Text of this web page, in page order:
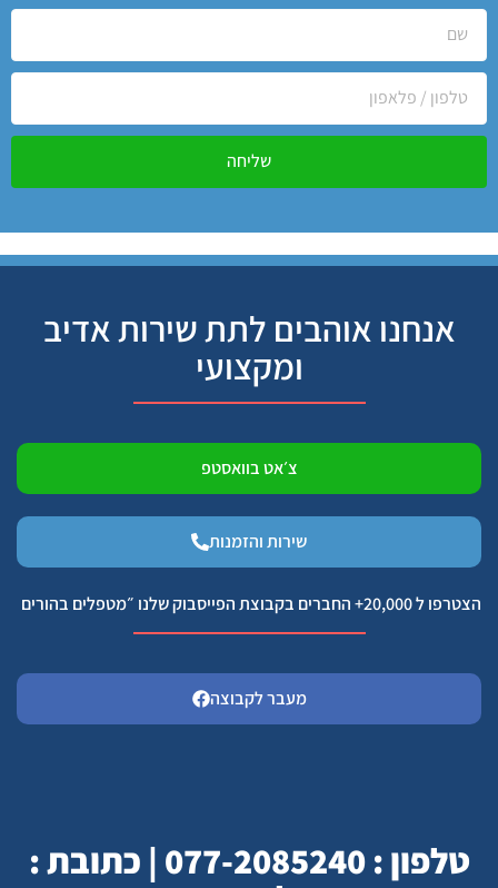
שליחה
אנחנו אוהבים לתת שירות אדיב
ומקצועי
צ׳אט בוואסטפ
שירות והזמנות
הצטרפו ל 20,000+ החברים בקבוצת הפייסבוק שלנו ״מטפלים בהורים
מעבר לקבוצה
טלפון : 077-2085240 | כתובת :